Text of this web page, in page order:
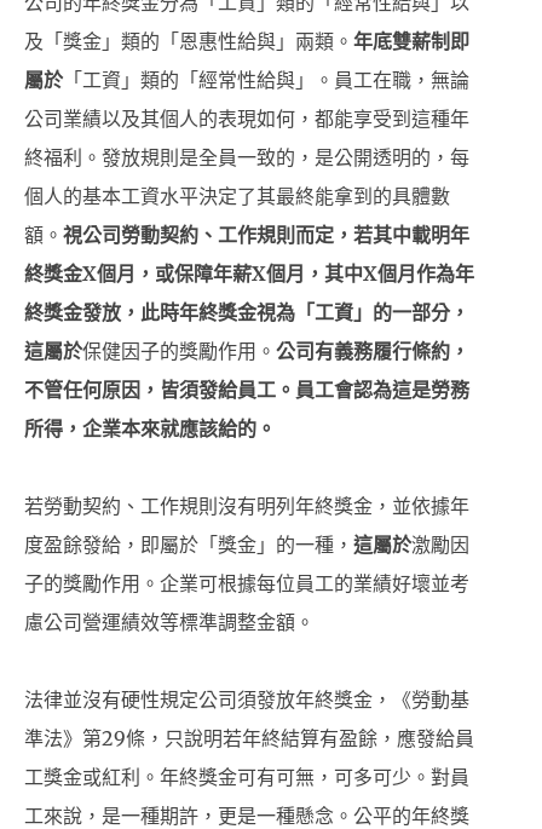
及「獎金」類的「恩惠性給與」兩類。 年底雙薪制即
屬於 「工資」類的「經常性給與」。員工在職，無論
公司業績以及其個人的表現如何，都能享受到這種年
終福利。發放規則是全員一致的，是公開透明的，每
個人的基本工資水平決定了其最終能拿到的具體數
額。 視公司勞動契約、工作規則而定，若其中載明年
終獎金X個月，或保障年薪X個月，其中X個月作為年
終獎金發放，此時年終獎金視為「工資」的一部分，
這屬於保健因子的獎勵作用。 公司有義務履行條約，
不管任何原因，皆須發給員工。員工會認為這是勞務
所得 ， 企業本來就應該給的 。
若勞動契約、工作規則沒有明列年終獎金，並依據年
度盈餘發給，即屬於「獎金」的一種， 這屬於激勵因
子的獎勵作用。企業可根據每位員工的業績好壞並考
慮公司營運績效等標準調整金額。
法律並沒有硬性規定公司須發放年終獎金，《勞動基
準法》第29條，只說明若年終結算有盈餘，應發給員
工獎金或紅利。年終獎金可有可無，可多可少。對員
工來說，是一種期許，更是一種懸念。公平的年終獎